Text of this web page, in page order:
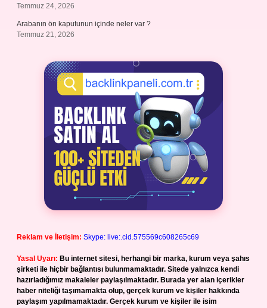
Temmuz 24, 2026
Arabanın ön kaputunun içinde neler var ?
Temmuz 21, 2026
Reklam ve İletişim: Skype: live:.cid.575569c608265c69
Yasal Uyarı: Bu internet sitesi, herhangi bir marka, kurum veya şahıs
şirketi ile hiçbir bağlantısı bulunmamaktadır. Sitede yalnızca kendi
hazırladığımız makaleler paylaşılmaktadır. Burada yer alan içerikler
haber niteliği taşımamakta olup, gerçek kurum ve kişiler hakkında
paylaşım yapılmamaktadır. Gerçek kurum ve kişiler ile isim